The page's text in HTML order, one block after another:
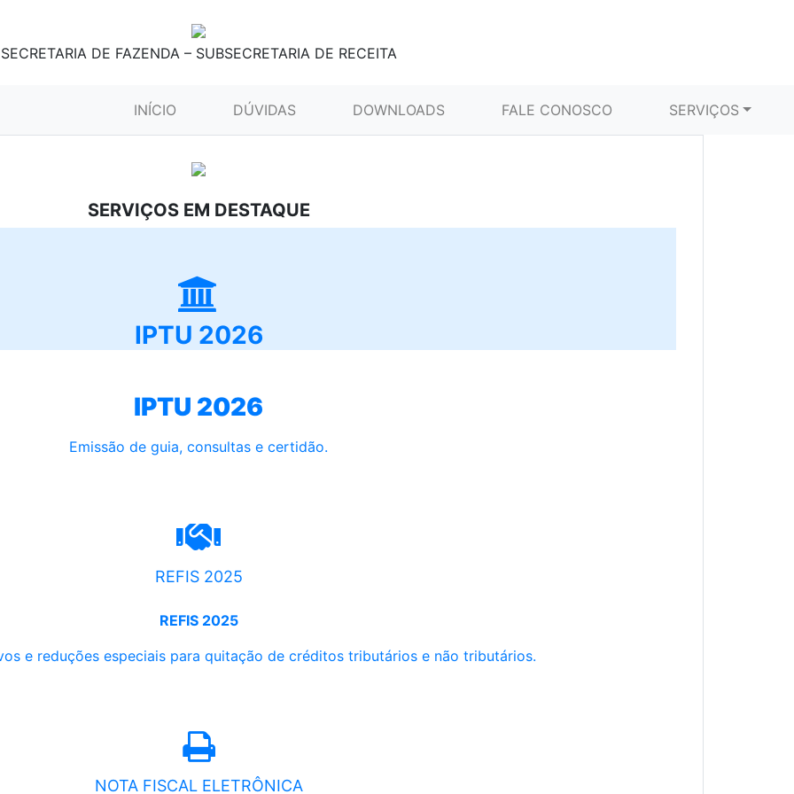
SECRETARIA DE FAZENDA – SUBSECRETARIA DE RECEITA
INÍCIO (CURRENT)DÚVIDAS DOWNLOADS FALE CONOSCO SERVIÇOS
SERVIÇOS EM DESTAQUE
IPTU 2026
IPTU 2026
Emissão de guia, consultas e certidão.
REFIS 2025
REFIS 2025
e reduções especiais para quitação de créditos tributários e não tributários.
NOTA FISCAL ELETRÔNICA